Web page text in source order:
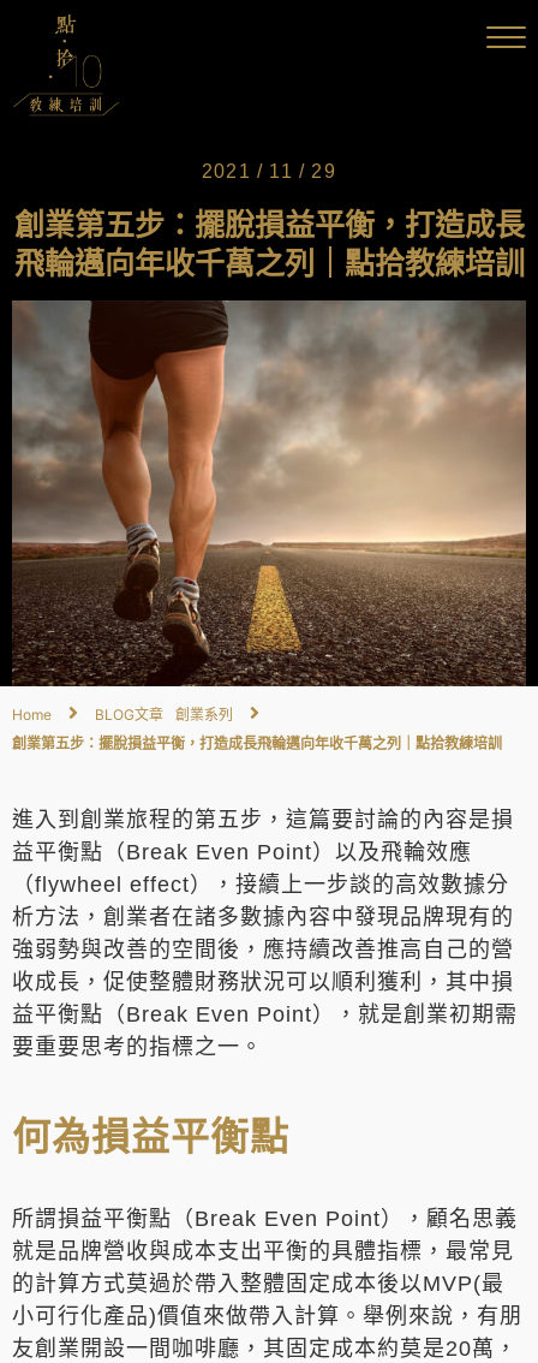
2021 / 11 / 29
創業第五步：擺脫損益平衡，打造成長
飛輪邁向年收千萬之列｜點拾教練培訓
Home BLOG文章
創業系列
創業第五步：擺脫損益平衡，打造成長飛輪邁向年收千萬之列｜點拾教練培訓
進入到創業旅程的第五步，這篇要討論的內容是損
益平衡點（Break Even Point）以及飛輪效應
（flywheel effect），接續上一步談的高效數據分
析方法，創業者在諸多數據內容中發現品牌現有的
強弱勢與改善的空間後，應持續改善推高自己的營
收成長，促使整體財務狀況可以順利獲利，其中損
益平衡點（Break Even Point），就是創業初期需
要重要思考的指標之一。
何為損益平衡點
所謂損益平衡點（Break Even Point），顧名思義
就是品牌營收與成本支出平衡的具體指標，最常見
的計算方式莫過於帶入整體固定成本後以MVP(最
小可行化產品)價值來做帶入計算。舉例來說，有朋
友創業開設一間咖啡廳，其固定成本約莫是20萬，